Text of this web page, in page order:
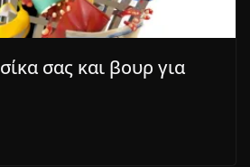
σας και βουρ για